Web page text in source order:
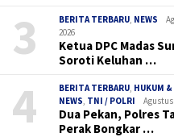
3 BERITA TERBARU NEWS
2026
Ketua DPC Madas
Soroti Keluhan …
4 BERITA TERBARU HUKUM
NEWS TNI / POLRI Agustus
Dua Pekan, Polres
Perak Bongkar …